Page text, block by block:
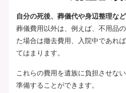
自分の死後、葬儀代や身辺整理な
葬儀費用以外は、例えば、不用品
た場合は撤去費用、入院中であれ
てはまります。
これらの費用を遺族に負担させな
準備することができます。